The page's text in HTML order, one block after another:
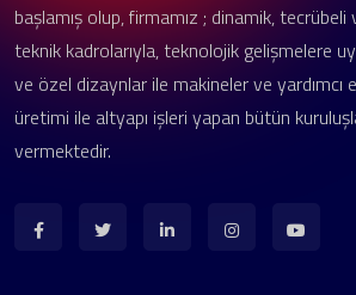
başlamış olup, firmamız ; dinamik,
teknik kadrolarıyla, teknolojik gelişmelere
ve özel dizaynlar ile makineler ve yardımcı
üretimi ile altyapı işleri yapan bütün
vermektedir.